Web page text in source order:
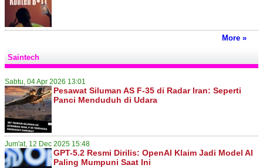
More »
Saintech
Sabtu, 04 Apr 2026 13:01
Pesawat Siluman AS F-35 di Radar Iran: Seperti
Panci Menduduh di Udara
Jum'at, 12 Dec 2025 15:48
GPT-5.2 Resmi Dirilis: OpenAI Klaim Jadi Model AI
Paling Mumpuni Saat Ini